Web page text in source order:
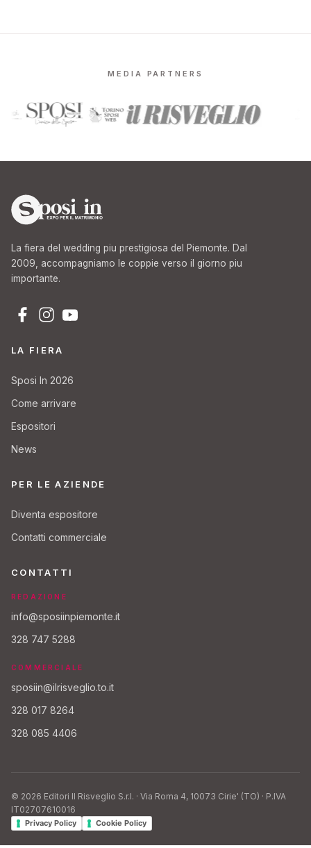
MEDIA PARTNERS
La fiera del wedding piu prestigiosa del Piemonte. Dal
2009, accompagniamo le coppie verso il giorno piu
importante.
LA FIERA
Sposi In 2026
Come arrivare
Espositori
News
PER LE AZIENDE
Diventa espositore
Contatti commerciale
CONTATTI
REDAZIONE
info@sposiinpiemonte.it
328 747 5288
COMMERCIALE
sposiin@ilrisveglio.to.it
328 017 8264
328 085 4406
© 2026 Editori Il Risveglio S.r.l. · Via Roma 4, 10073 Cirie' (TO) · P.IVA
IT02707610016
Privacy Policy Cookie Policy